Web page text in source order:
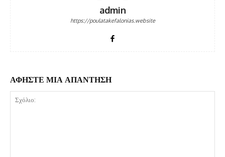
admin
https://poulatakefalonias.website
ΑΦΗΣΤΕ ΜΙΑ ΑΠΑΝΤΗΣΗ